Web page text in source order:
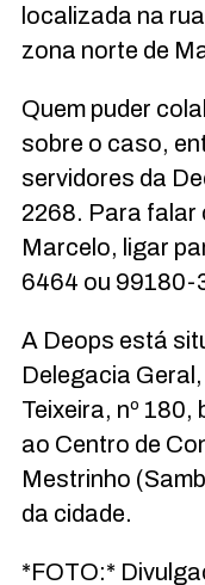
localizada na
zona norte de
Quem puder
sobre o caso,
servidores da
2268. Para falar
Marcelo, ligar
6464 ou 99180-
A Deops está
Delegacia
Teixeira, nº
ao Centro de
Mestrinho
da cidade.
*FOTO:*